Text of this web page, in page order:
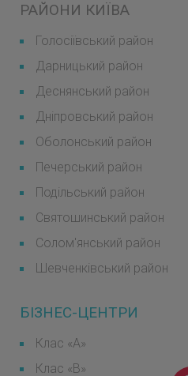
РАЙОНИ КИЇВА
Голосіївський район
Дарницький район
Деснянський район
Дніпровський район
Оболонський район
Печерський район
Подільський район
Святошинський район
Солом'янський район
Шевченківський район
БІЗНЕС-ЦЕНТРИ
Клас «А»
Клас «B»